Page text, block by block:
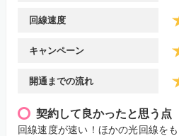
回線速度
キャンペーン
開通までの流れ
契約して良かったと思う点
回線速度が速い！ほかの光回線を